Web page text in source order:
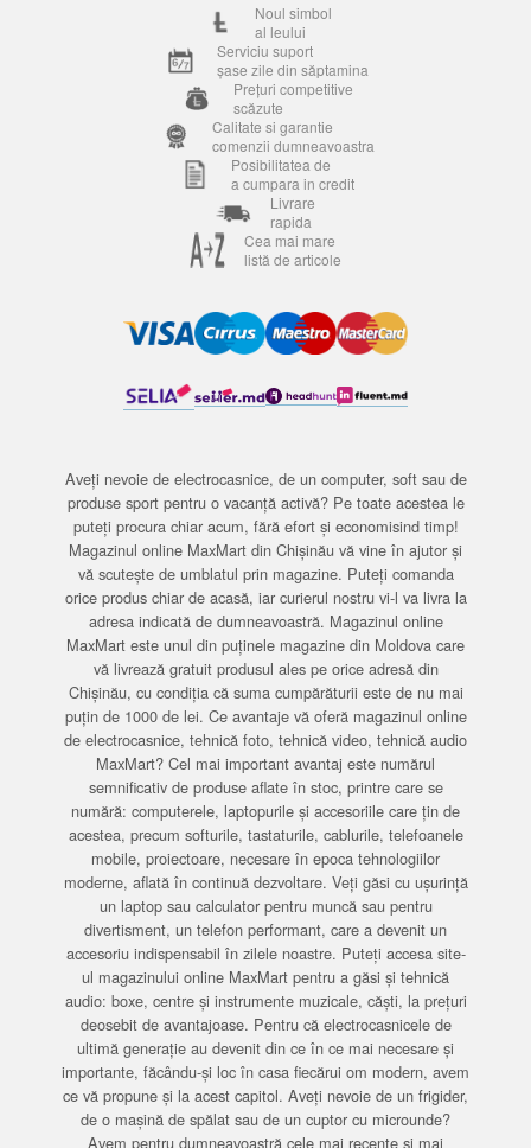
Noul simbol
al leului
Serviciu suport
șase zile din săptamina
Prețuri competitive
scăzute
Calitate si garantie
comenzii dumneavoastra
Posibilitatea de
a cumpara in credit
Livrare
rapida
Cea mai mare
listă de articole
Aveți nevoie de electrocasnice, de un computer, soft sau de
produse sport pentru o vacanță activă? Pe toate acestea le
puteți procura chiar acum, fără efort și economisind timp!
Magazinul online MaxMart din Chișinău vă vine în ajutor și
vă scutește de umblatul prin magazine. Puteți comanda
orice produs chiar de acasă, iar curierul nostru vi-l va livra la
adresa indicată de dumneavoastră. Magazinul online
MaxMart este unul din puținele magazine din Moldova care
vă livrează gratuit produsul ales pe orice adresă din
Chișinău, cu condiția că suma cumpărăturii este de nu mai
puțin de 1000 de lei. Ce avantaje vă oferă magazinul online
de electrocasnice, tehnică foto, tehnică video, tehnică audio
MaxMart? Cel mai important avantaj este numărul
semnificativ de produse aflate în stoc, printre care se
numără: computerele, laptopurile și accesoriile care țin de
acestea, precum softurile, tastaturile, cablurile, telefoanele
mobile, proiectoare, necesare în epoca tehnologiilor
moderne, aflată în continuă dezvoltare. Veți găsi cu ușurință
un laptop sau calculator pentru muncă sau pentru
divertisment, un telefon performant, care a devenit un
accesoriu indispensabil în zilele noastre. Puteți accesa site-
ul magazinului online MaxMart pentru a găsi și tehnică
audio: boxe, centre și instrumente muzicale, căști, la prețuri
deosebit de avantajoase. Pentru că electrocasnicele de
ultimă generație au devenit din ce în ce mai necesare și
importante, făcându-și loc în casa fiecărui om modern, avem
ce vă propune și la acest capitol. Aveți nevoie de un frigider,
de o mașină de spălat sau de un cuptor cu microunde?
Avem pentru dumneavoastră cele mai recente și mai